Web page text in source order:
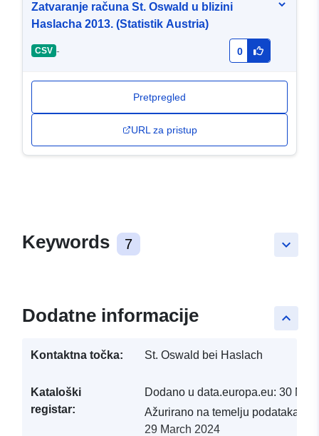
Zatvaranje računa St. Oswald u blizini
Haslacha 2013. (Statistik Austria)
CSV - 0
Pretpregled
URL za pristup
keyboard_arrow_down
Keywords 7
keyboard_arrow_up
Dodatne informacije
Kontaktna točka: St. Oswald bei Haslach
Kataloški
registar:
Dodano u data.europa.eu: 30
Ažurirano na temelju
29 March 2024